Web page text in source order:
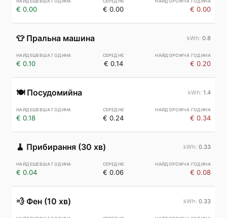
€ 0.00 € 0.00 € 0.00
👕 Пральна машина 0.8
€ 0.10 € 0.14 € 0.20
🍽️ Посудомийна 1.4
€ 0.18 € 0.24 € 0.34
🧹 Прибирання (30 хв) 0.33
€ 0.04 € 0.06 € 0.08
💨 Фен (10 хв) 0.33